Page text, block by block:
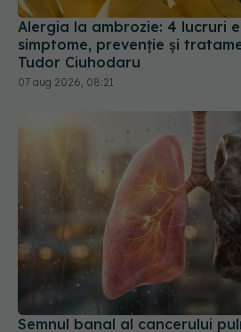
Alergia la ambrozie: 4 lucruri
simptome, prevenție și
Tudor Ciuhodaru
07 aug 2026, 08:21
Semnul banal al cancerului